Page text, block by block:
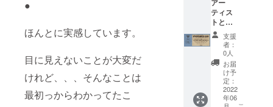
●
ほんとに実感しています。
目に見えないことが大変だ
けれど、、、そんなことは
最初っからわかってたこ
ズ 縦
85mm×
横
40mm×
厚さ
3mm ワ
イヤー
仕様
ス）。
以前、
神戸の
アコー
ティッ
クデュ
オ「に
こい
ち」の
神戸国
（GILD
AN200
0 / ス
トーン
ルー）
※デザイ
ンは多
少変更
するこ
とがあ
ティス
トと
キャン
パーの
マッチ
ングイ
ベント
「KYOT
ANGO
GO！」
支援
者：
0人
お届
け予
定：
2022
年06